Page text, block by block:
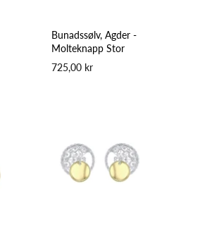
Bunadssølv, Agder -
Molteknapp Stor
725,00 kr